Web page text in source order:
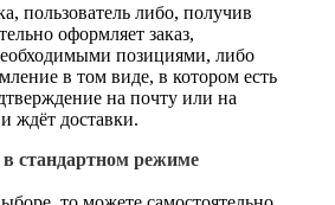
пользователь либо, получив
оформляет заказ,
позициями, либо
в том виде, в котором есть
на почту или на
ждёт доставки.
стандартном режиме